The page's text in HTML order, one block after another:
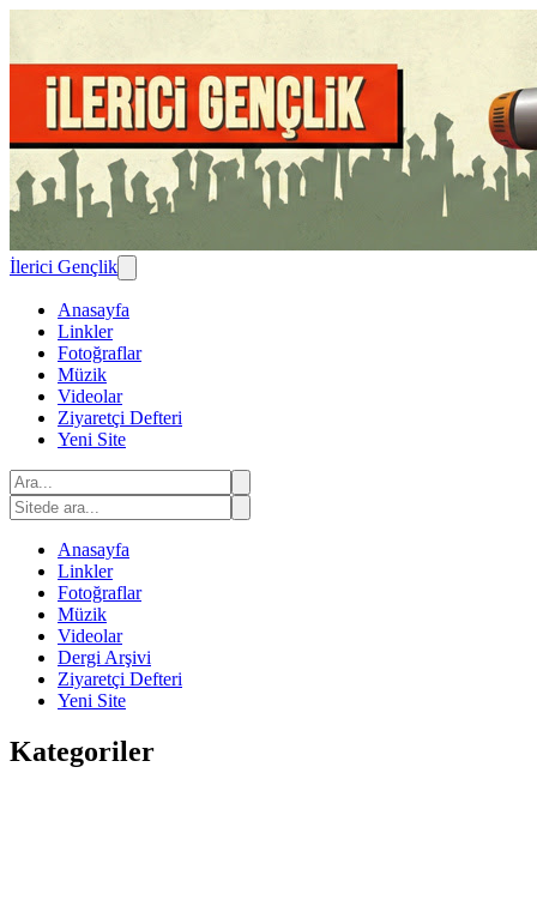
İlerici Gençlik
Anasayfa
Linkler
Fotoğraflar
Müzik
Videolar
Ziyaretçi Defteri
Yeni Site
Anasayfa
Linkler
Fotoğraflar
Müzik
Videolar
Dergi Arşivi
Ziyaretçi Defteri
Yeni Site
Kategoriler